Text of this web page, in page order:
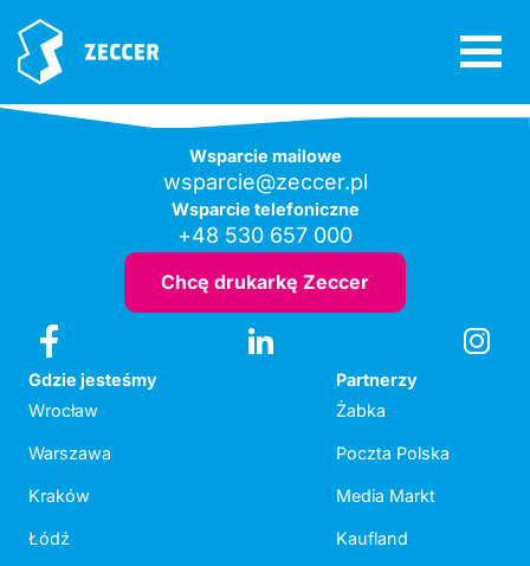
Wsparcie mailowe
wsparcie@zeccer.pl
Wsparcie telefoniczne
+48 530 657 000
Chcę drukarkę Zeccer
Gdzie jesteśmy
Wrocław
Warszawa
Kraków
Łódź
Partnerzy
Żabka
Poczta Polska
Media Markt
Kaufland